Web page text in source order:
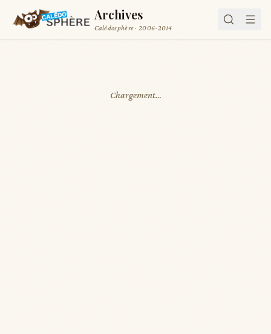
Archives
Calédosphère · 2006-2014
Chargement…